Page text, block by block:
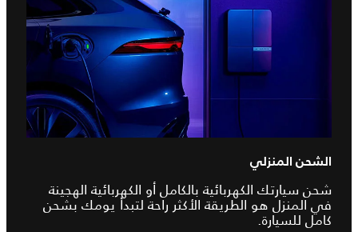
الشحن المنزلي
شحن سيارتك الكهربائية بالكامل أو الكهربائية الهجينة
في المنزل هو الطريقة الأكثر راحة لتبدأ يومك بشحن
كامل للسيارة.